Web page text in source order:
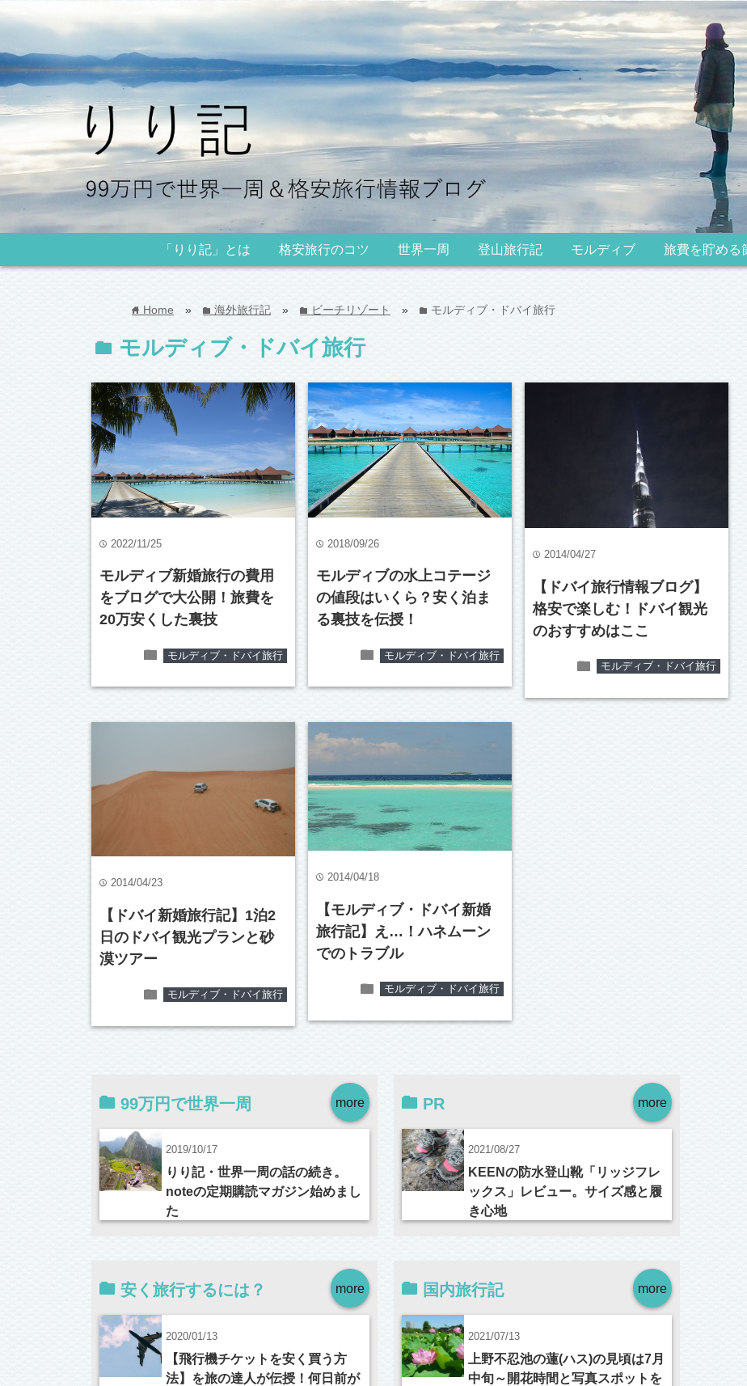
「りり記」とは 格安旅行のコツ 世界一周 登山旅行記 モルディブ 旅費を貯める
home Home » folder 海外旅行記 » folder ビーチリゾート » folder モルディブ・ドバイ旅行
folder モルディブ・ドバイ旅行
time 2022/11/25
モルディブ新婚旅行の費用
をブログで大公開！旅費を
20万安くした裏技
folder モルディブ・ドバイ旅行
time 2018/09/26
モルディブの水上コテージ
の値段はいくら？安く泊ま
る裏技を伝授！
folder モルディブ・ドバイ旅行
time 2014/04/27
【ドバイ旅行情報ブログ】
格安で楽しむ！ドバイ観光
のおすすめはここ
folder モルディブ・ドバイ旅行
time 2014/04/23
【ドバイ新婚旅行記】1泊2
日のドバイ観光プランと砂
漠ツアー
folder モルディブ・ドバイ旅行
time 2014/04/18
【モルディブ・ドバイ新婚
旅行記】え…！ハネムーン
でのトラブル
folder モルディブ・ドバイ旅行
more
99万円で世界一周
2019/10/17
りり記・世界一周の話の続き。
noteの定期購読マガジン始めまし
た
more
PR
2021/08/27
KEENの防水登山靴「リッジフレ
ックス」レビュー。サイズ感と履
き心地
more
安く旅行するには？
2020/01/13
【飛行機チケットを安く買う方
法】を旅の達人が伝授！何日前が
more
国内旅行記
2021/07/13
上野不忍池の蓮(ハス)の見頃は7月
中旬～開花時間と写真スポットを